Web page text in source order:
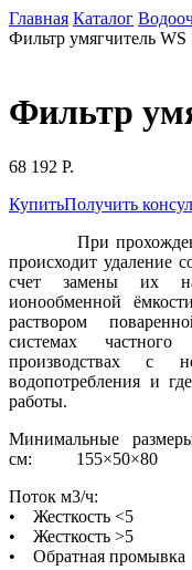
Главная Каталог
Фильтр умягчитель WS
Фильтр
68 192 Р.
КупитьПолучить
При прохождении
происходит удаление
счет замены их
ионообменной
раствором
системах
производствах с
водопотребления и
работы.
Минимальные
см: 155×50×80
Поток м3/ч:
• Жесткость
• Жесткость
• Обратная